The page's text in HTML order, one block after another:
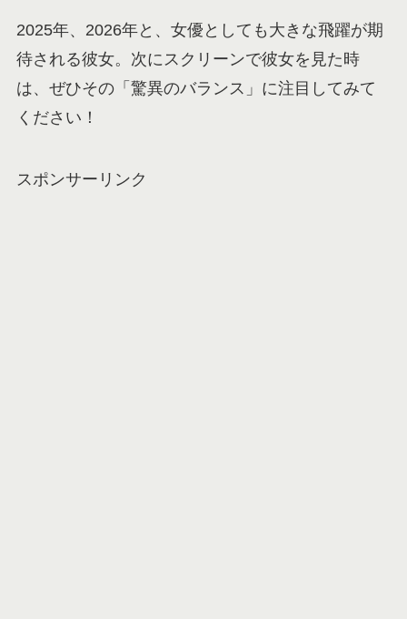
2025年、2026年と、女優としても大きな飛躍が期
待される彼女。次にスクリーンで彼女を見た時
は、ぜひその「驚異のバランス」に注目してみて
ください！
スポンサーリンク